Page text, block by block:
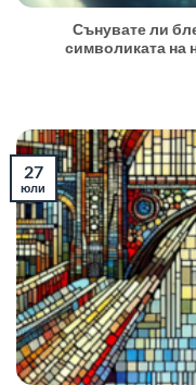
Сънувате ли
символиката на
27
юли